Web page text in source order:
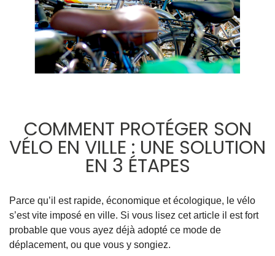
COMMENT PROTÉGER SON
VÉLO EN VILLE : UNE SOLUTION
EN 3 ÉTAPES
Parce qu’il est rapide, économique et écologique, le vélo
s’est vite imposé en ville. Si vous lisez cet article il est fort
probable que vous ayez déjà adopté ce mode de
déplacement, ou que vous y songiez.